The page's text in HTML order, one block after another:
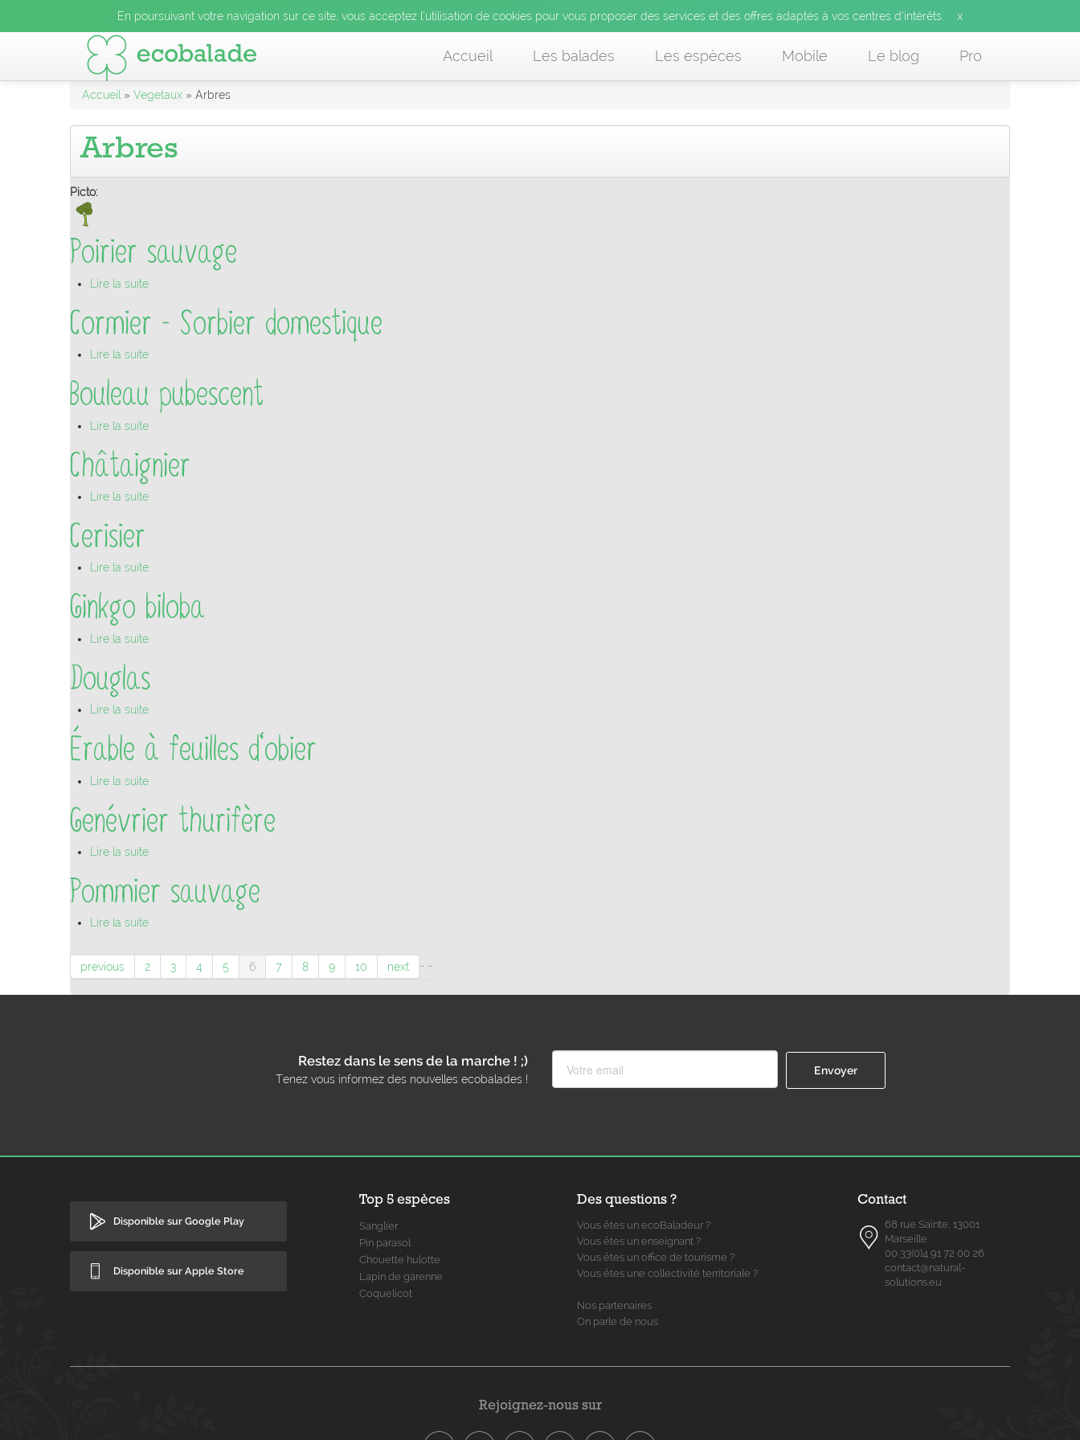
En poursuivant votre navigation sur ce site, vous acceptez l’utilisation de cookies pour vous proposer des services et des offres adaptés à vos centres d’intérêts. x
Accueil Les balades Les espèces Mobile Le blog Pro
Accueil » Vegetaux » Arbres
Arbres
Picto:
Poirier sauvage
Lire la suite
Cormier - Sorbier domestique
Lire la suite
Bouleau pubescent
Lire la suite
Châtaignier
Lire la suite
Cerisier
Lire la suite
Ginkgo biloba
Lire la suite
Douglas
Lire la suite
Érable à feuilles d'obier
Lire la suite
Genévrier thurifère
Lire la suite
Pommier sauvage
Lire la suite
previous …
2 3 4 5 6 7 8 9 10 …
next
Restez dans le sens de la marche ! ;)
Tenez vous informez des nouvelles ecobalades !
Disponible sur Google Play
Disponible sur Apple Store
Top 5 espèces
Sanglier
Pin parasol
Chouette hulotte
Lapin de garenne
Coquelicot
Des questions ?
Vous êtes un ecoBaladeur ?
Vous êtes un enseignant ?
Vous êtes un office de tourisme ?
Vous êtes une collectivité territoriale ?
Nos partenaires
On parle de nous
Contact
68 rue Sainte, 13001
Marseille
00 33(0)4 91 72 00 26
contact@natural-
solutions.eu
Rejoignez-nous sur